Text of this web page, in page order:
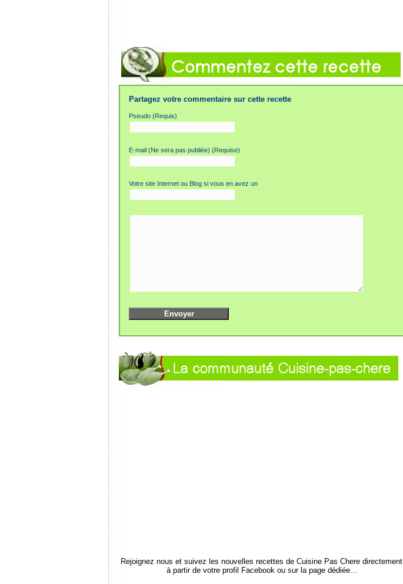
Partagez votre commentaire sur cette recette
Pseudo (Requis)
E-mail (Ne sera pas publiée) (Requise)
Votre site Internet ou Blog si vous en avez un
Rejoignez nous et suivez les nouvelles recettes de Cuisine Pas Chere directement
à partir de votre profil Facebook ou sur la page dédiée...